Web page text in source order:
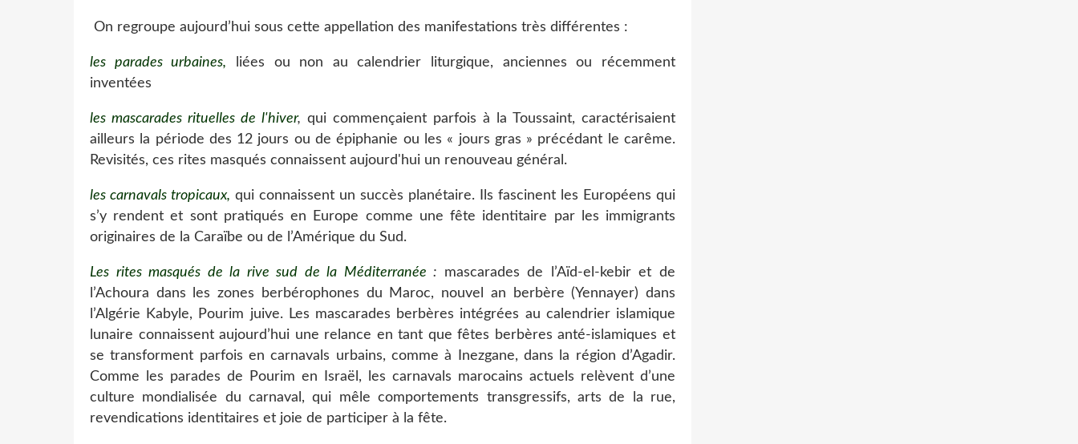
On regroupe aujourd’hui sous cette appellation des manifestations très différentes :
les parades urbaines, liées ou non au calendrier liturgique, anciennes ou récemment
inventées
les mascarades rituelles de l'hiver, qui commençaient parfois à la Toussaint, caractérisaient
ailleurs la période des 12 jours ou de épiphanie ou les « jours gras » précédant le carême.
Revisités, ces rites masqués connaissent aujourd'hui un renouveau général.
les carnavals tropicaux, qui connaissent un succès planétaire. Ils fascinent les Européens qui
s’y rendent et sont pratiqués en Europe comme une fête identitaire par les immigrants
originaires de la Caraïbe ou de l’Amérique du Sud.
Les rites masqués de la rive sud de la Méditerranée : mascarades de l’Aïd-el-kebir et de
l’Achoura dans les zones berbérophones du Maroc, nouvel an berbère (Yennayer) dans
l’Algérie Kabyle, Pourim juive. Les mascarades berbères intégrées au calendrier islamique
lunaire connaissent aujourd’hui une relance en tant que fêtes berbères anté-islamiques et
se transforment parfois en carnavals urbains, comme à Inezgane, dans la région d’Agadir.
Comme les parades de Pourim en Israël, les carnavals marocains actuels relèvent d’une
culture mondialisée du carnaval, qui mêle comportements transgressifs, arts de la rue,
revendications identitaires et joie de participer à la fête.